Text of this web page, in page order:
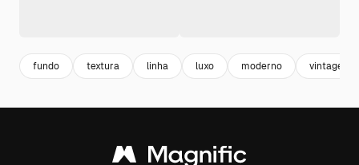
fundo textura linha luxo moderno vintage